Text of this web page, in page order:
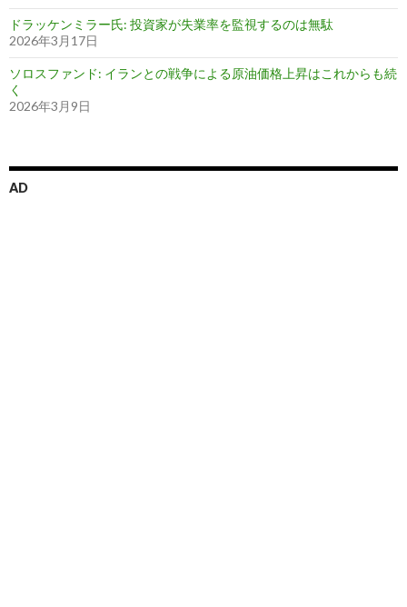
ドラッケンミラー氏: 投資家が失業率を監視するのは無駄
2026年3月17日
ソロスファンド: イランとの戦争による原油価格上昇はこれからも続
く
2026年3月9日
AD